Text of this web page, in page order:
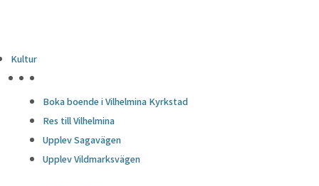
Kultur
Boka boende i Vilhelmina Kyrkstad
Res till Vilhelmina
Upplev Sagavägen
Upplev Vildmarksvägen